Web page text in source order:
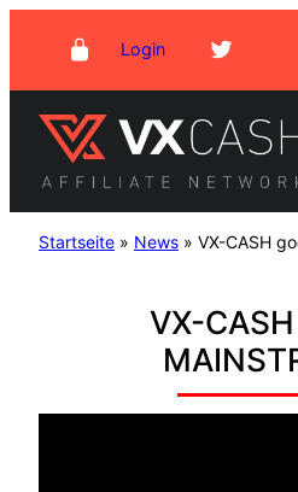
springen
Login
Startseite » News » VX-CASH
VX-